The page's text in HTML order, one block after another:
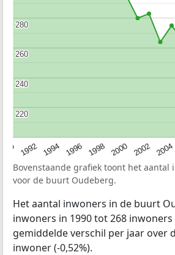
1992 1994 1996 1998 2000 2002 2004
220
220
240
240
260
260
280
280
Bovenstaande grafiek toont het
voor de buurt Oudeberg.
Het aantal inwoners in de buurt
inwoners in 1990 tot 268
gemiddelde verschil per jaar over
inwoner (-0,52%).